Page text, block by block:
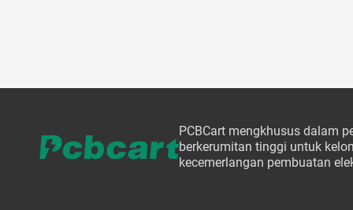
PCBCart mengkhusus dalam
berkerumitan tinggi untuk
kecemerlangan pembuatan